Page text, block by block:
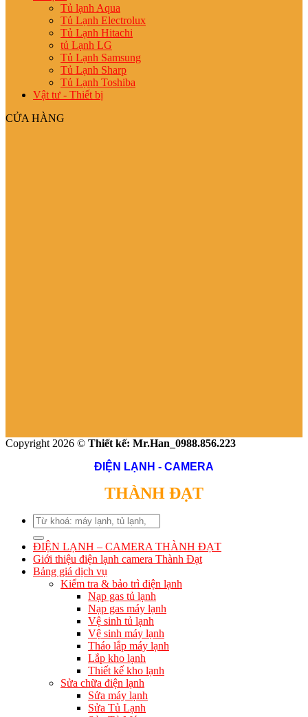
Tủ lạnh Aqua
Tủ Lạnh Electrolux
Tủ Lạnh Hitachi
tủ Lạnh LG
Tủ Lạnh Samsung
Tủ Lạnh Sharp
Tủ Lạnh Toshiba
Vật tư - Thiết bị
CỬA HÀNG
Copyright 2026 © Thiết kế: Mr.Han_0988.856.223
ĐIỆN LẠNH - CAMERA
THÀNH ĐẠT
Search
for:
ĐIỆN LẠNH – CAMERA THÀNH ĐẠT
Giới thiệu điện lạnh camera Thành Đạt
Bảng giá dịch vụ
Kiểm tra & bảo trì điện lạnh
Nạp gas tủ lạnh
Nạp gas máy lạnh
Vệ sinh tủ lạnh
Vệ sinh máy lạnh
Tháo lắp máy lạnh
Lắp kho lạnh
Thiết kế kho lạnh
Sửa chữa điện lạnh
Sửa máy lạnh
Sửa Tủ Lạnh